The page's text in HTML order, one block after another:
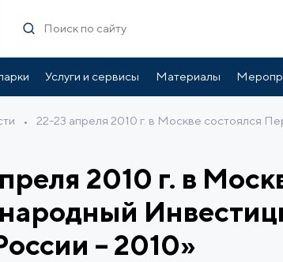
Услуги и сервисы Материалы
• 22-23 апреля 2010 г. в Москве состоялся
2010 г. в
– 2010»